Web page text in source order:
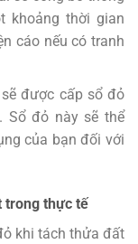
khoảng thời gian
cáo nếu có tranh
được cấp sổ đỏ
Sổ đỏ này sẽ thể
của bạn đối với
trong thực tế
khi tách thửa đất